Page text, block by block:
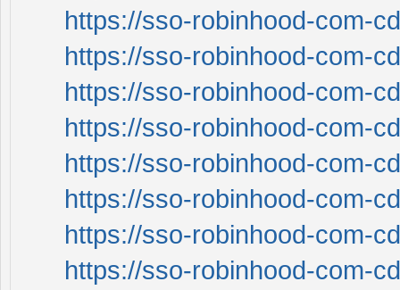
https://sso-robinhood-com-
https://sso-robinhood-com-
https://sso-robinhood-com-
https://sso-robinhood-com-
https://sso-robinhood-com-
https://sso-robinhood-com-
https://sso-robinhood-com-
https://sso-robinhood-com-